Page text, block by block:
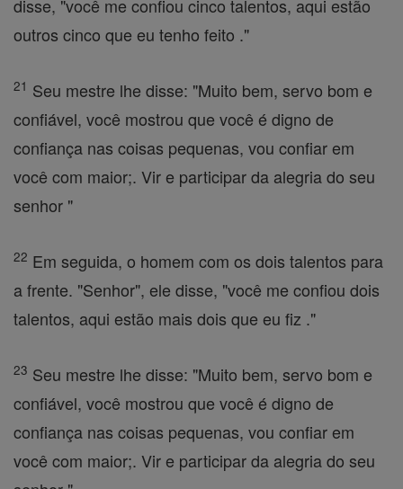
disse, "você me confiou cinco talentos, aqui estão
outros cinco que eu tenho feito ."
21 Seu mestre lhe disse: "Muito bem, servo bom e
confiável, você mostrou que você é digno de
confiança nas coisas pequenas, vou confiar em
você com maior;. Vir e participar da alegria do seu
senhor "
22 Em seguida, o homem com os dois talentos para
a frente. "Senhor", ele disse, "você me confiou dois
talentos, aqui estão mais dois que eu fiz ."
23 Seu mestre lhe disse: "Muito bem, servo bom e
confiável, você mostrou que você é digno de
confiança nas coisas pequenas, vou confiar em
você com maior;. Vir e participar da alegria do seu